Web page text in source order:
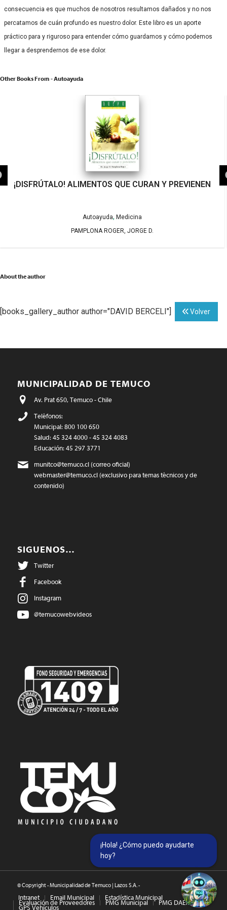
consecuencia es que muchos de nosotros resultamos dañados y no nos
percatamos de cuán profundo es nuestro dolor. Este libro es un aporte
práctico para y riguroso para entender cómo guardamos y cómo podemos
llegar a desprendernos de ese dolor.
Other Books From - Autoayuda
¡DISFRÚTALO! ALIMENTOS QUE CURAN Y PREVIENEN
Autoayuda, Medicina
PAMPLONA ROGER, JORGE D.
About the author
[books_gallery_author author="DAVID BERCELI"] Volver
MUNICIPALIDAD DE TEMUCO
Av. Prat 650, Temuco - Chile
Teléfonos:
Municipal: 800 100 650
Salud: 45 324 4000 - 45 324 4083
Educación: 45 297 3771
munitco@temuco.cl(correo oficial)
webmaster@temuco.cl(exclusivo para temas técnicos y de
contenido)
SIGUENOS…
Twitter
Facebook
Instagram
@temucowebvideos
© Copyright - Municipalidad de Temuco | Lazos S.A. -
Intranet Email Municipal Estadística Municipal
Evaluación de Proveedores PMG Municipal PMG DAEM
GPS Vehículos
¡Hola! ¿Cómo puedo ayudarte
hoy?